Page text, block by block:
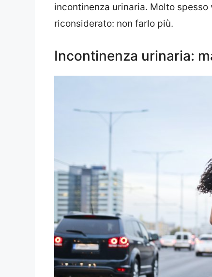
incontinenza urinaria. Molto
riconsiderato: non farlo più.
Incontinenza urinaria: